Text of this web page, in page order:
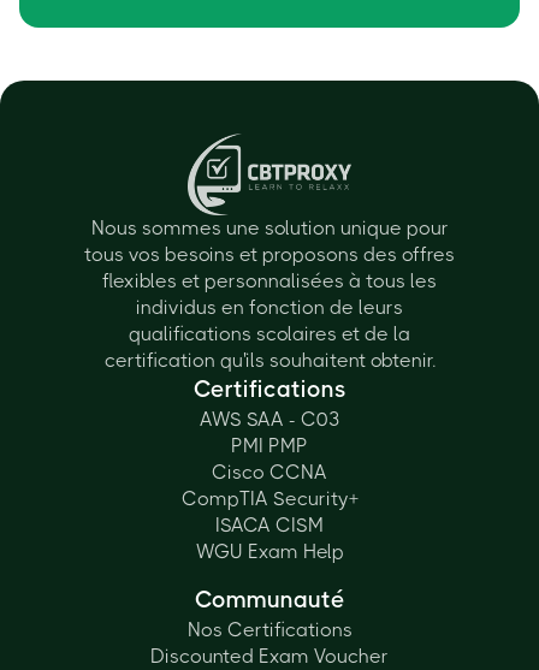
Nous sommes une solution unique pour
tous vos besoins et proposons des offres
flexibles et personnalisées à tous les
individus en fonction de leurs
qualifications scolaires et de la
certification qu'ils souhaitent obtenir.
Certifications
AWS SAA - C03
PMI PMP
Cisco CCNA
CompTIA Security+
ISACA CISM
WGU Exam Help
Communauté
Nos Certifications
Discounted Exam Voucher